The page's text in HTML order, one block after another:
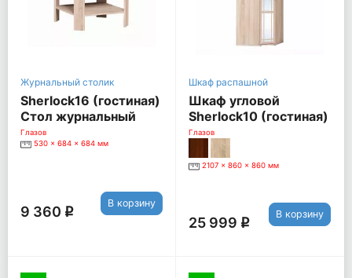
Журнальный столик
Sherlock16 (гостиная)
Стол журнальный
[Дуб Сонома]
Глазов
530 x 684 x 684 мм
9 360 q
В корзину
Шкаф распашной
Шкаф угловой
Sherlock10 (гостиная)
с зеркалом, дуб
сонома
Глазов
2107 x 860 x 860 мм
25 999 q
В корзину